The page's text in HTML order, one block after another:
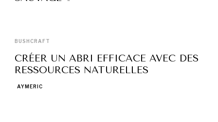
BUSHCRAFT
CRÉER UN ABRI EFFICACE AVEC DES
RESSOURCES NATURELLES
AYMERIC